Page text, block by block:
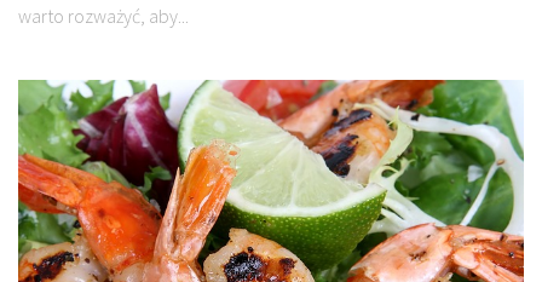
warto rozważyć, aby...